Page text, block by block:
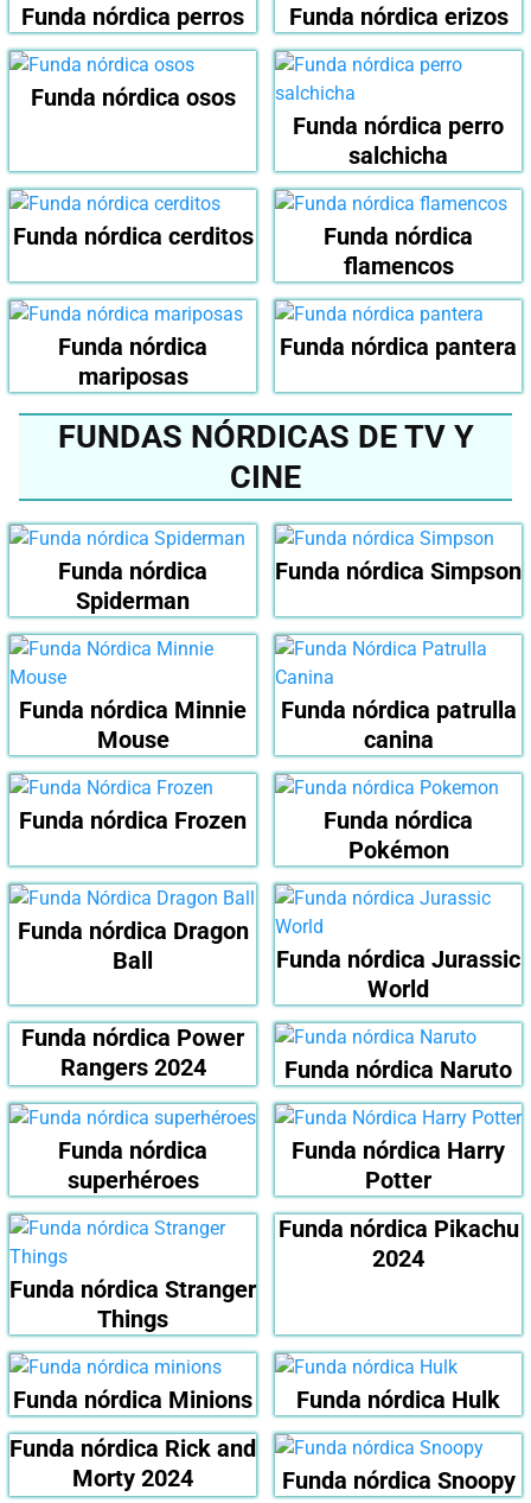
Funda nórdica perros Funda nórdica erizos
Funda nórdica osos
Funda nórdica perro
salchicha
Funda nórdica cerditos
Funda nórdica
flamencos
Funda nórdica
mariposas
Funda nórdica pantera
FUNDAS NÓRDICAS DE TV Y
CINE
Funda nórdica
Spiderman
Funda nórdica Simpson
Funda nórdica Minnie
Mouse
Funda nórdica patrulla
canina
Funda nórdica Frozen
Funda nórdica
Pokémon
Funda nórdica Dragon
Ball
Funda nórdica Jurassic
World
Funda nórdica Power
Rangers 2024
Funda nórdica Naruto
Funda nórdica
superhéroes
Funda nórdica Harry
Potter
Funda nórdica Stranger
Things
Funda nórdica Pikachu
2024
Funda nórdica Minions
Funda nórdica Hulk
Funda nórdica Rick and
Morty 2024
Funda nórdica Snoopy